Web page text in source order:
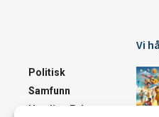
Politisk
Samfunn
Utrolige Fakta
Vi